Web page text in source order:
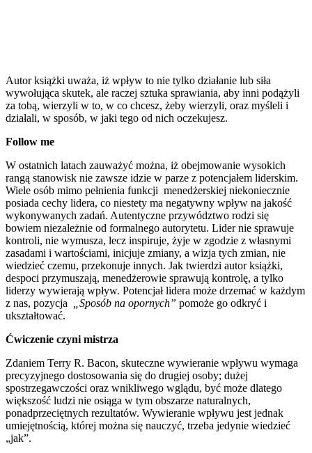
Autor książki uważa, iż wpływ to nie tylko działanie lub siła
wywołująca skutek, ale raczej sztuka sprawiania, aby inni podążyli
za tobą, wierzyli w to, w co chcesz, żeby wierzyli, oraz myśleli i
działali, w sposób, w jaki tego od nich oczekujesz.
Follow me
W ostatnich latach zauważyć można, iż obejmowanie wysokich
rangą stanowisk nie zawsze idzie w parze z potencjałem liderskim.
Wiele osób mimo pełnienia funkcji menedżerskiej niekoniecznie
posiada cechy lidera, co niestety ma negatywny wpływ na jakość
wykonywanych zadań. Autentyczne przywództwo rodzi się
bowiem niezależnie od formalnego autorytetu. Lider nie sprawuje
kontroli, nie wymusza, lecz inspiruje, żyje w zgodzie z własnymi
zasadami i wartościami, inicjuje zmiany, a wizja tych zmian, nie
wiedzieć czemu, przekonuje innych. Jak twierdzi autor książki,
despoci przymuszają, menedżerowie sprawują kontrolę, a tylko
liderzy wywierają wpływ. Potencjał lidera może drzemać w każdym
z nas, pozycja
„Sposób na opornych” pomoże go odkryć i
ukształtować.
Ćwiczenie czyni mistrza
Zdaniem Terry R. Bacon, skuteczne wywieranie wpływu wymaga
precyzyjnego dostosowania się do drugiej osoby; dużej
spostrzegawczości oraz wnikliwego wglądu, być może dlatego
większość ludzi nie osiąga w tym obszarze naturalnych,
ponadprzeciętnych rezultatów. Wywieranie wpływu jest jednak
umiejętnością, której można się nauczyć, trzeba jedynie wiedzieć
„jak”.